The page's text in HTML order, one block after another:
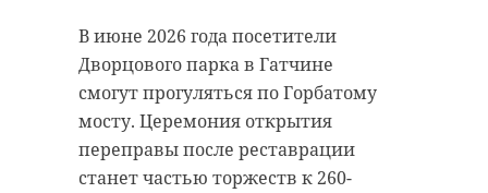
В июне 2026 года посетители
Дворцового парка в Гатчине
смогут прогуляться по Горбатому
мосту. Церемония открытия
переправы после реставрации
станет частью торжеств к 260-